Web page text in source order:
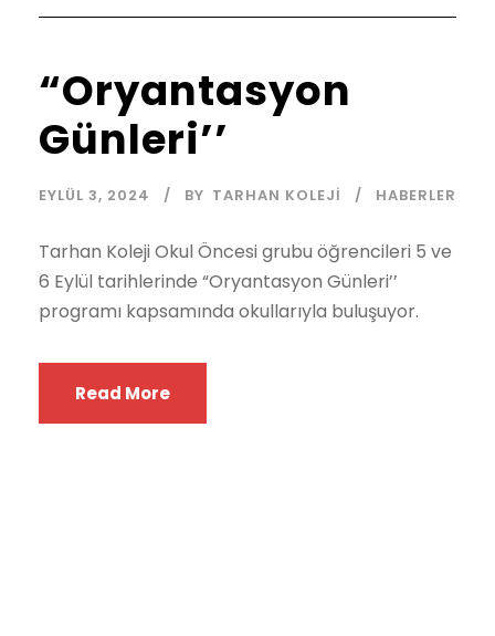
“Oryantasyon
Günleri’’
EYLÜL 3, 2024 BY TARHAN KOLEJI HABERLER
Tarhan Koleji Okul Öncesi grubu öğrencileri 5 ve
6 Eylül tarihlerinde “Oryantasyon Günleri’’
programı kapsamında okullarıyla buluşuyor.
Read More